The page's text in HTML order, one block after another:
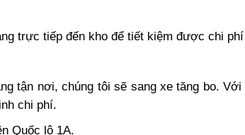
trực tiếp đến kho để tiết kiệm được chi
tận nơi, chúng tôi sẽ sang xe tăng bo. Với
chi phí.
Quốc lộ 1A.